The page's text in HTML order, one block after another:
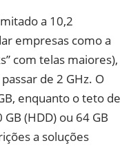
a 10,2
empresas como a
com telas maiores),
de 2 GHz. O
enquanto o teto de
(HDD) ou 64 GB
a soluções